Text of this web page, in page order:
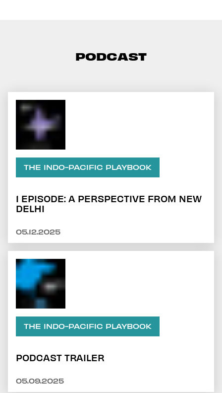
PODCAST
THE INDO-PACIFIC PLAYBOOK
1 EPISODE: A PERSPECTIVE FROM NEW
DELHI
05.12.2025
THE INDO-PACIFIC PLAYBOOK
PODCAST TRAILER
05.09.2025